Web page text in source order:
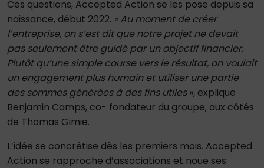
Ces questions, Accepted Action se les pose depuis sa
naissance, début 2022. « Au moment de créer
l’entreprise, on s’est dit que notre projet ne devait
pas seulement être guidé par un objectif financier.
Plutôt qu’une simple course vers le résultat, on voulait
un engagement plus humain et utiliser une partie
des sommes générées à des fins utiles», explique
Benjamin Camps, co- fondateur du groupe, aux côtés
de Thomas Gimie.
L’idée se concrétise dès les premiers mois. Accepted
Action se rapproche d’associations et noue ses